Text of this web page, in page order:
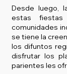
Desde luego,
estas
comunidades
se tiene la
los difuntos
disfrutar los
parientes les